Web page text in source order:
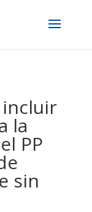
incluir
la
PP
sin